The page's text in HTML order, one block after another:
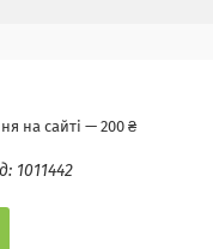
на сайті — 200 ₴
1011442